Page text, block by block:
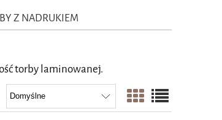
Z NADRUKIEM
torby laminowanej.